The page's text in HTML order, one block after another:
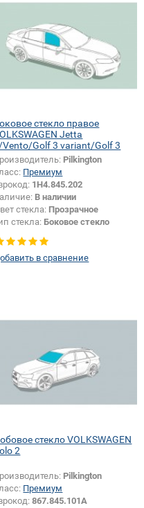
стекло правое
Jetta
Golf 3 variant/Golf 3
Pilkington
Премиум
1H4.845.202
В наличии
стекла: Прозрачное
стекла: Боковое стекло
в сравнение
стекло VOLKSWAGEN
2
Pilkington
Премиум
867.845.101A